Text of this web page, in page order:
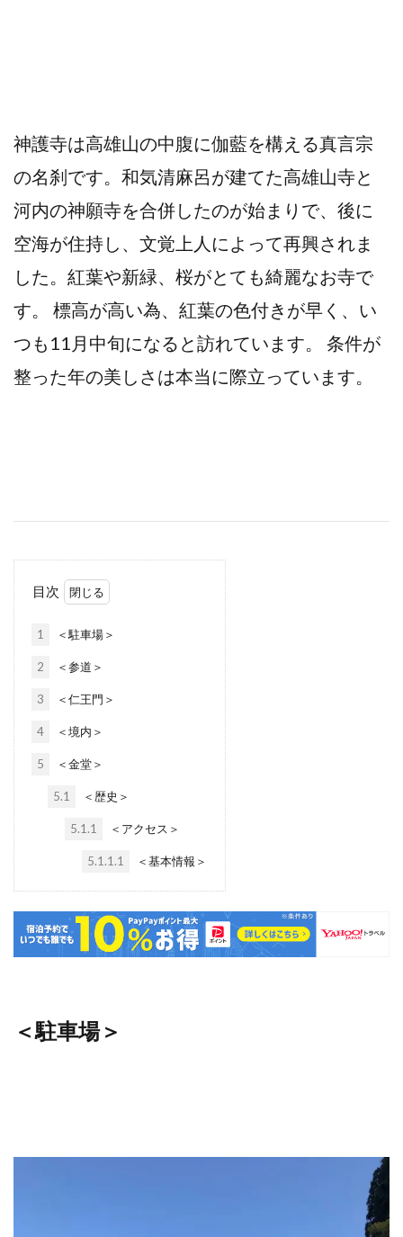
神護寺は高雄山の中腹に伽藍を構える真言宗
の名刹です。和気清麻呂が建てた高雄山寺と
河内の神願寺を合併したのが始まりで、後に
空海が住持し、文覚上人によって再興されま
した。紅葉や新緑、桜がとても綺麗なお寺で
す。 標高が高い為、紅葉の色付きが早く、い
つも11月中旬になると訪れています。 条件が
整った年の美しさは本当に際立っています。
目次
1 ＜駐車場＞
2 ＜参道＞
3 ＜仁王門＞
4 ＜境内＞
5 ＜金堂＞
5.1 ＜歴史＞
5.1.1 ＜アクセス＞
5.1.1.1 ＜基本情報＞
＜駐車場＞